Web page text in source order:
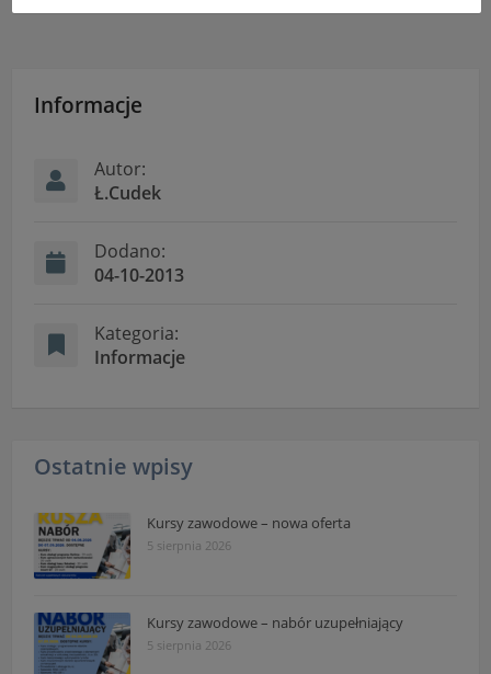
Informacje
Autor:
Ł.Cudek
Dodano:
04-10-2013
Kategoria:
Informacje
Ostatnie wpisy
Kursy zawodowe – nowa oferta
5 sierpnia 2026
Kursy zawodowe – nabór uzupełniający
5 sierpnia 2026
"Nasza szkoła" > "Bezpieczeństwo"